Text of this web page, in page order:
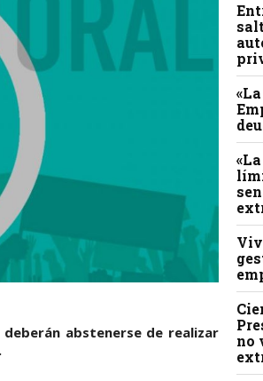
abstenerse de realizar
no